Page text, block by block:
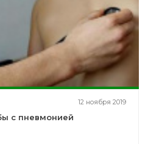
12 ноября 2019
с пневмонией